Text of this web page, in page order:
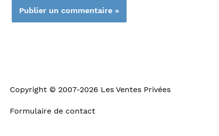
Copyright © 2007-2026 Les Ventes Privées
Formulaire de contact